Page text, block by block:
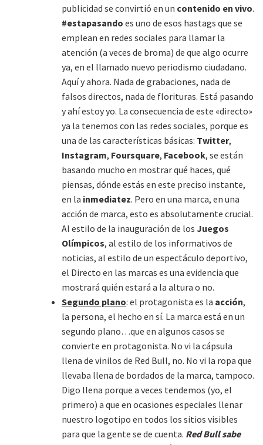
publicidad se convirtió en un contenido en vivo.
#estapasando es uno de esos hastags que se
emplean en redes sociales para llamar la
atención (a veces de broma) de que algo ocurre
ya, en el llamado nuevo periodismo ciudadano.
Aquí y ahora. Nada de grabaciones, nada de
falsos directos, nada de florituras. Está pasando
y ahí estoy yo. La consecuencia de este «directo»
ya la tenemos con las redes sociales, porque es
una de las características básicas: Twitter,
Instagram, Foursquare, Facebook, se están
basando mucho en mostrar qué haces, qué
piensas, dónde estás en este preciso instante,
en la inmediatez. Pero en una marca, en una
acción de marca, esto es absolutamente crucial.
Al estilo de la inauguración de los Juegos
Olímpicos, al estilo de los informativos de
noticias, al estilo de un espectáculo deportivo,
el Directo en las marcas es una evidencia que
mostrará quién estará a la altura o no.
Segundo plano: el protagonista es la acción,
la persona, el hecho en sí. La marca está en un
segundo plano…que en algunos casos se
convierte en protagonista. No vi la cápsula
llena de vinilos de Red Bull, no. No vi la ropa que
llevaba llena de bordados de la marca, tampoco.
Digo llena porque a veces tendemos (yo, el
primero) a que en ocasiones especiales llenar
nuestro logotipo en todos los sitios visibles
para que la gente se de cuenta. Red Bull sabe